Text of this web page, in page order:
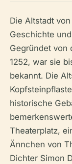
Die Altstadt
Geschichte
Gegründet von
1252, war sie
bekannt. Die
historische
Theaterplatz,
Ännchen von
Dichter Simon